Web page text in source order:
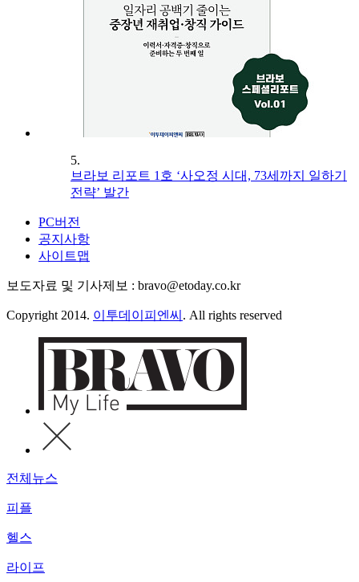
5.
브라보 리포트 1호 ‘사오정 시대, 73세까지 일하기
전략’ 발간
PC버전
공지사항
사이트맵
보도자료 및 기사제보 : bravo@etoday.co.kr
Copyright 2014. 이투데이피엔씨 . All rights reserved
전체뉴스
피플
헬스
라이프